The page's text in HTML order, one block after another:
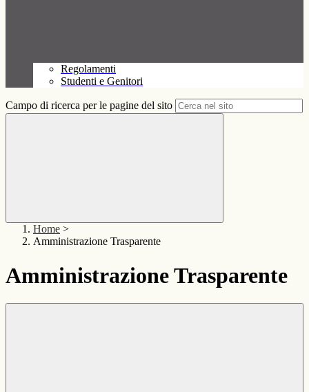
Regolamenti
Studenti e Genitori
Campo di ricerca per le pagine del sito
Home >
Amministrazione Trasparente
Amministrazione Trasparente